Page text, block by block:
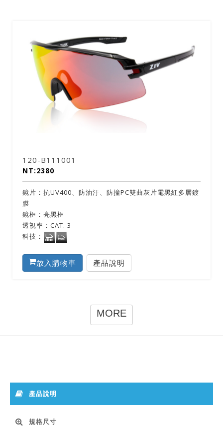
120-B111001
NT:2380
鏡片：抗UV400、防油汙、防撞PC雙曲灰片電黑紅多層鍍
膜
鏡框：亮黑框
透視率：CAT. 3
科技：
放入購物車 產品說明
MORE
產品說明
規格尺寸